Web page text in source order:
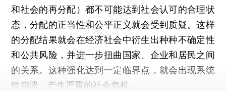
和社会的再分配）都不可能达到社会认可的合理状
态，分配的正当性和公平正义就会受到质疑。这样
的分配结果就会在经济社会中衍生出种种不确定性
和公共风险，并进一步扭曲国家、企业和居民之间
的关系。这种强化达到一定临界点，就会出现系统
性崩溃，产生严重的社会危机。